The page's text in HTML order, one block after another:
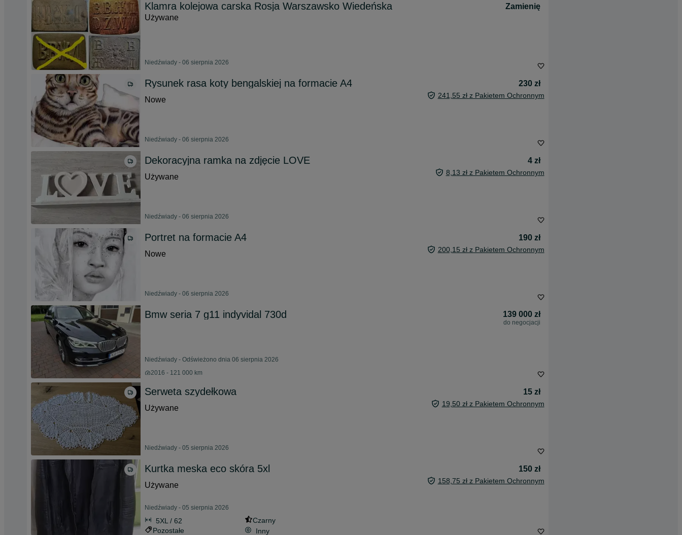
Klamra kolejowa carska Rosja Warszawsko Wiedeńska
Zamienię
Używane
Niedźwiady - 06 sierpnia 2026
Rysunek rasa koty bengalskiej na formacie A4
230 zł
Nowe
241,55 zł z Pakietem Ochronnym
Niedźwiady - 06 sierpnia 2026
Dekoracyjna ramka na zdjęcie LOVE
4 zł
Używane
8,13 zł z Pakietem Ochronnym
Niedźwiady - 06 sierpnia 2026
Portret na formacie A4
190 zł
Nowe
200,15 zł z Pakietem Ochronnym
Niedźwiady - 06 sierpnia 2026
Bmw seria 7 g11 indyvidal 730d 139 000 zł
do negocjacji
Niedźwiady - Odświeżono dnia 06 sierpnia 2026
2016 - 121 000 km
Serweta szydełkowa
15 zł
Używane
19,50 zł z Pakietem Ochronnym
Niedźwiady - 05 sierpnia 2026
Kurtka meska eco skóra 5xl
150 zł
Używane
158,75 zł z Pakietem Ochronnym
Niedźwiady - 05 sierpnia 2026
5XL / 62
Czarny
Pozostałe
Inny